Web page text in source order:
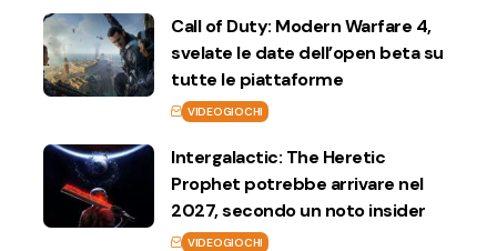
Call of Duty: Modern Warfare 4,
svelate le date dell’open beta su
tutte le piattaforme
VIDEOGIOCHI
Intergalactic: The Heretic
Prophet potrebbe arrivare nel
2027, secondo un noto insider
VIDEOGIOCHI